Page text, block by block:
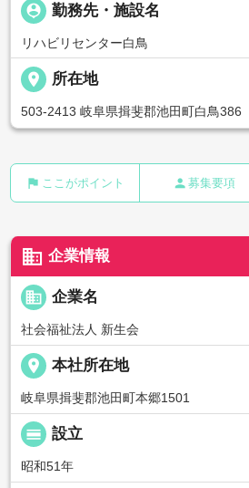
person_pin 勤務先・施設名
リハビリセンター白鳥
place 所在地
503-2413 岐阜県揖斐郡池田町白鳥386
flag ここがポイント person 募集要項
business 企業情報
business 企業名
社会福祉法人 新生会
place 本社所在地
岐阜県揖斐郡池田町本郷1501
calendar_view_day 設立
昭和51年